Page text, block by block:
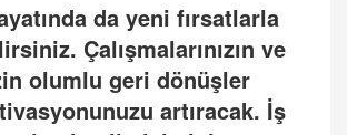
da yeni fırsatlarla
Çalışmalarınızın ve
olumlu geri dönüşler
artıracak. İş